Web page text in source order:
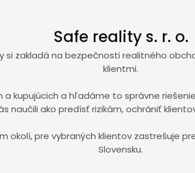
Safe reality s. r. o.
si zakladá na bezpečnosti realitného
klientmi.
kupujúcich a hľadáme to správne
naučili ako predísť rizikám, ochrániť
okolí, pre vybraných klientov zastrešuje
Slovensku.